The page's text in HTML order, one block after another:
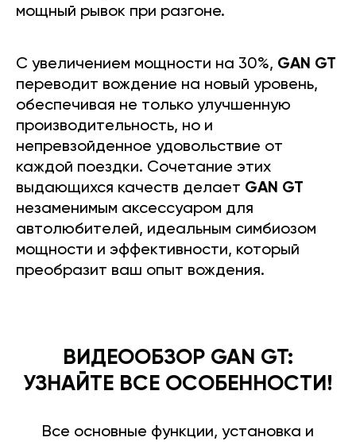
мощный рывок при разгоне.
С увеличением мощности на 30%, GAN GT
переводит вождение на новый уровень,
обеспечивая не только улучшенную
производительность, но и
непревзойденное удовольствие от
каждой поездки. Сочетание этих
выдающихся качеств делает GAN GT
незаменимым аксессуаром для
автолюбителей, идеальным симбиозом
мощности и эффективности, который
преобразит ваш опыт вождения.
ВИДЕООБЗОР GAN GT:
УЗНАЙТЕ ВСЕ ОСОБЕННОСТИ!
Все основные функции, установка и